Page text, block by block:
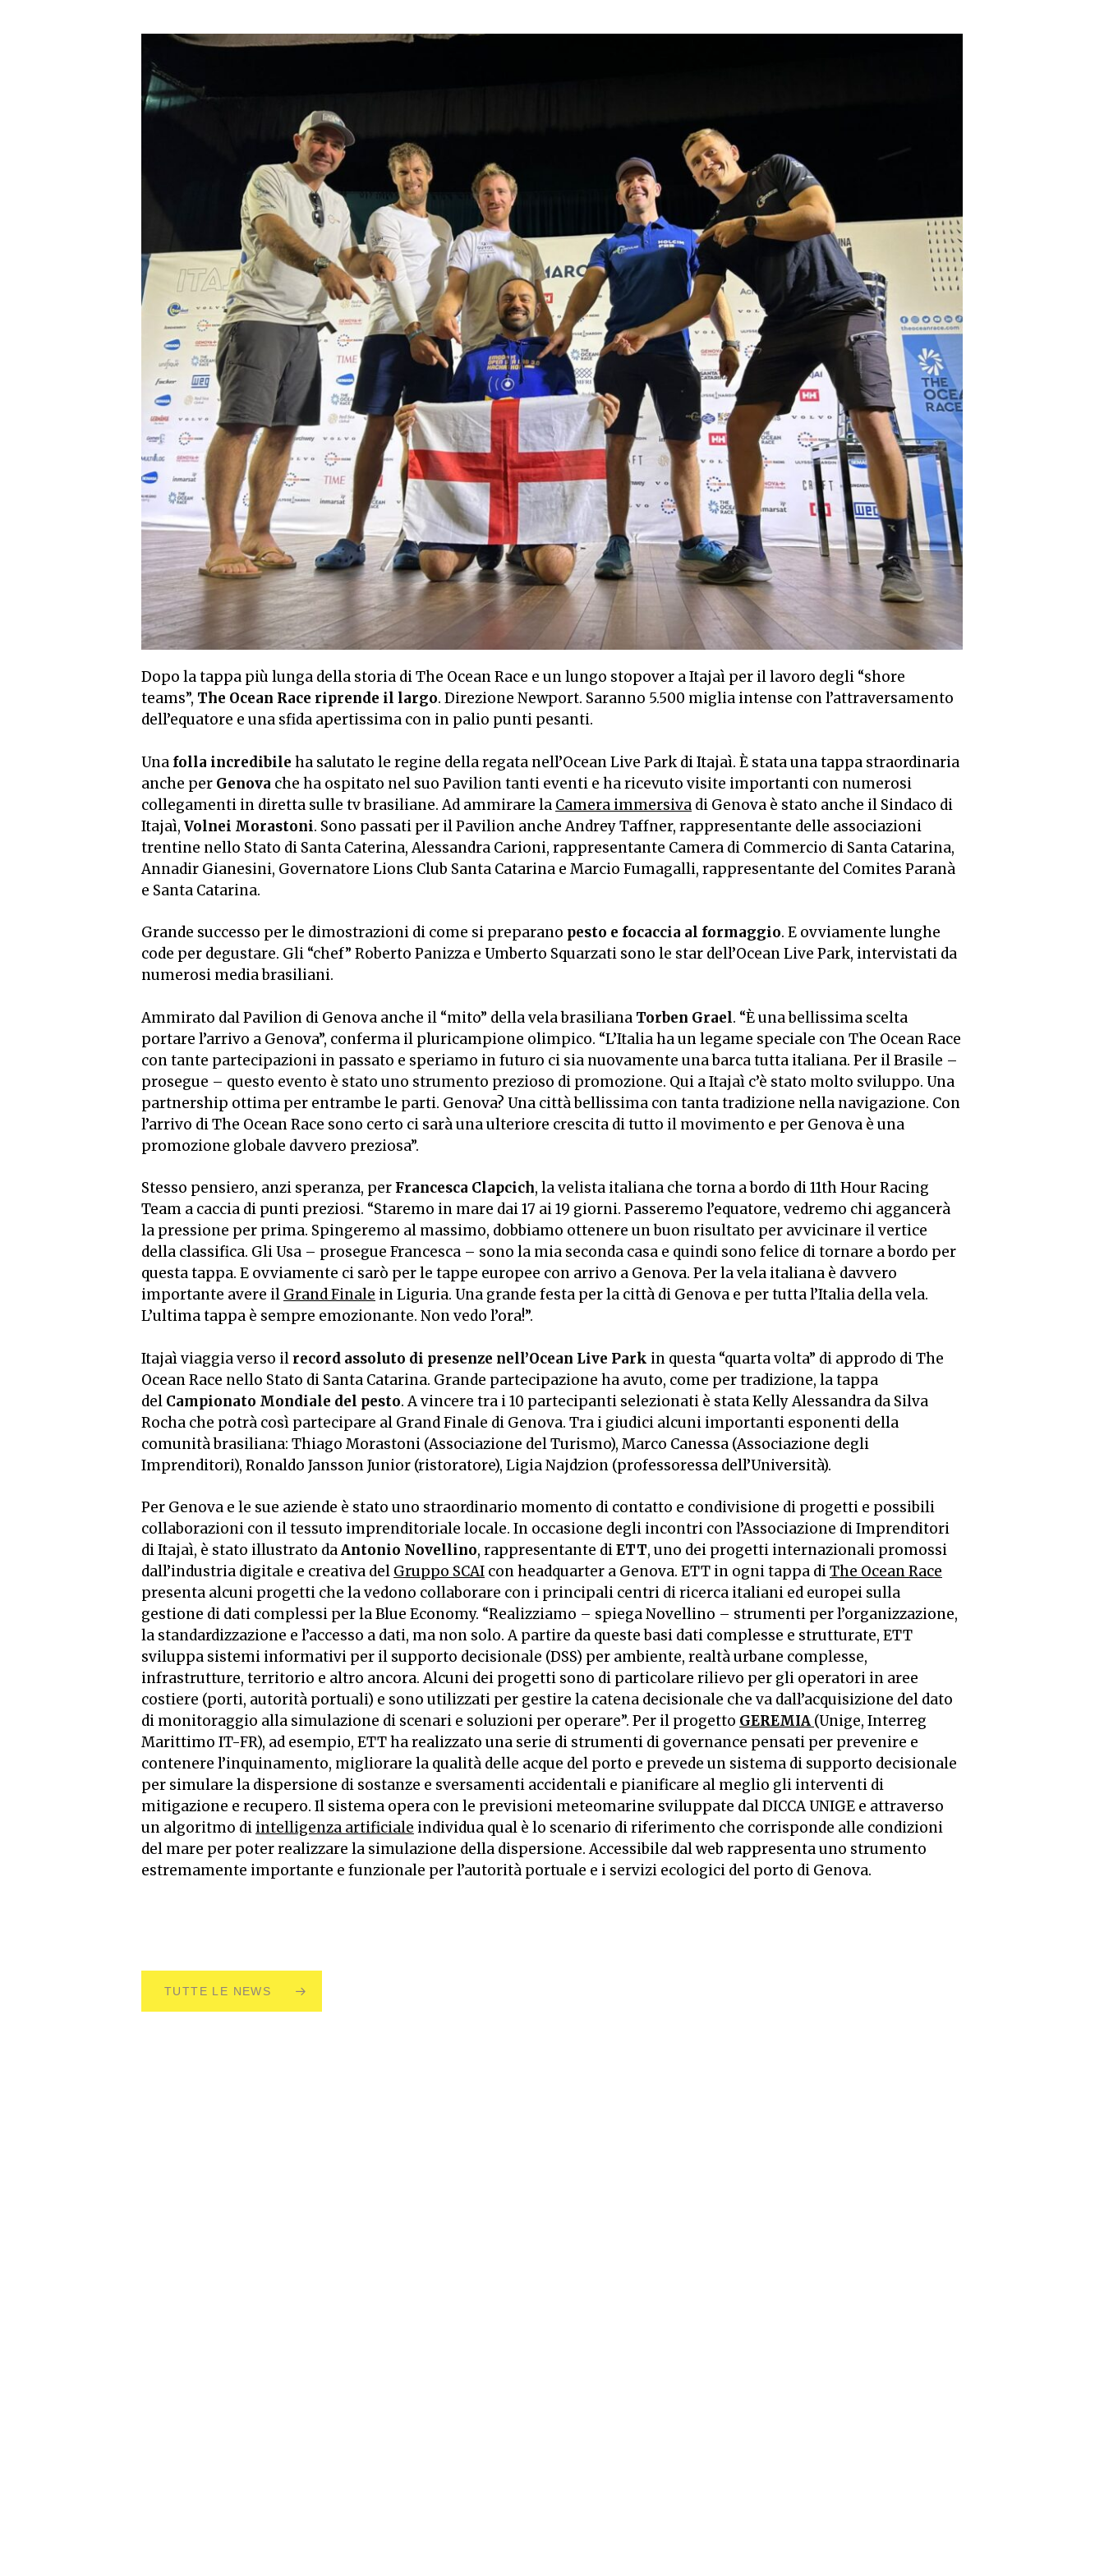
Dopo la tappa più lunga della storia di The Ocean Race e un lungo stopover a Itajaì per il lavoro degli “shore
teams”, The Ocean Race riprende il largo. Direzione Newport. Saranno 5.500 miglia intense con l’attraversamento
dell’equatore e una sfida apertissima con in palio punti pesanti.
Una folla incredibile ha salutato le regine della regata nell’Ocean Live Park di Itajaì. È stata una tappa straordinaria
anche per Genova che ha ospitato nel suo Pavilion tanti eventi e ha ricevuto visite importanti con numerosi
collegamenti in diretta sulle tv brasiliane. Ad ammirare la Camera immersiva di Genova è stato anche il Sindaco di
Itajaì, Volnei Morastoni. Sono passati per il Pavilion anche Andrey Taffner, rappresentante delle associazioni
trentine nello Stato di Santa Caterina, Alessandra Carioni, rappresentante Camera di Commercio di Santa Catarina,
Annadir Gianesini, Governatore Lions Club Santa Catarina e Marcio Fumagalli, rappresentante del Comites Paranà
e Santa Catarina.
Grande successo per le dimostrazioni di come si preparano pesto e focaccia al formaggio. E ovviamente lunghe
code per degustare. Gli “chef” Roberto Panizza e Umberto Squarzati sono le star dell’Ocean Live Park, intervistati da
numerosi media brasiliani.
Ammirato dal Pavilion di Genova anche il “mito” della vela brasiliana Torben Grael. “È una bellissima scelta
portare l’arrivo a Genova”, conferma il pluricampione olimpico. “L’Italia ha un legame speciale con The Ocean Race
con tante partecipazioni in passato e speriamo in futuro ci sia nuovamente una barca tutta italiana. Per il Brasile –
prosegue – questo evento è stato uno strumento prezioso di promozione. Qui a Itajaì c’è stato molto sviluppo. Una
partnership ottima per entrambe le parti. Genova? Una città bellissima con tanta tradizione nella navigazione. Con
l’arrivo di The Ocean Race sono certo ci sarà una ulteriore crescita di tutto il movimento e per Genova è una
promozione globale davvero preziosa”.
Stesso pensiero, anzi speranza, per Francesca Clapcich, la velista italiana che torna a bordo di 11th Hour Racing
Team a caccia di punti preziosi. “Staremo in mare dai 17 ai 19 giorni. Passeremo l’equatore, vedremo chi aggancerà
la pressione per prima. Spingeremo al massimo, dobbiamo ottenere un buon risultato per avvicinare il vertice
della classifica. Gli Usa – prosegue Francesca – sono la mia seconda casa e quindi sono felice di tornare a bordo per
questa tappa. E ovviamente ci sarò per le tappe europee con arrivo a Genova. Per la vela italiana è davvero
importante avere il Grand Finale in Liguria. Una grande festa per la città di Genova e per tutta l’Italia della vela.
L’ultima tappa è sempre emozionante. Non vedo l’ora!”.
Itajaì viaggia verso il record assoluto di presenze nell’Ocean Live Park in questa “quarta volta” di approdo di The
Ocean Race nello Stato di Santa Catarina. Grande partecipazione ha avuto, come per tradizione, la tappa
del Campionato Mondiale del pesto. A vincere tra i 10 partecipanti selezionati è stata Kelly Alessandra da Silva
Rocha che potrà così partecipare al Grand Finale di Genova. Tra i giudici alcuni importanti esponenti della
comunità brasiliana: Thiago Morastoni (Associazione del Turismo), Marco Canessa (Associazione degli
Imprenditori), Ronaldo Jansson Junior (ristoratore), Ligia Najdzion (professoressa dell’Università).
Per Genova e le sue aziende è stato uno straordinario momento di contatto e condivisione di progetti e possibili
collaborazioni con il tessuto imprenditoriale locale. In occasione degli incontri con l’Associazione di Imprenditori
di Itajaì, è stato illustrato daAntonio Novellino, rappresentante diETT, uno dei progetti internazionali promossi
dall’industria digitale e creativa del Gruppo SCAI con headquarter a Genova. ETT in ogni tappa diThe Ocean Race
presenta alcuni progetti che la vedono collaborare con i principali centri di ricerca italiani ed europei sulla
gestione di dati complessi per la Blue Economy. “Realizziamo – spiega Novellino – strumenti per l’organizzazione,
la standardizzazione e l’accesso a dati, ma non solo. A partire da queste basi dati complesse e strutturate, ETT
sviluppa sistemi informativi per il supporto decisionale (DSS) per ambiente, realtà urbane complesse,
infrastrutture, territorio e altro ancora. Alcuni dei progetti sono di particolare rilievo per gli operatori in aree
costiere (porti, autorità portuali) e sono utilizzati per gestire la catena decisionale che va dall’acquisizione del dato
di monitoraggio alla simulazione di scenari e soluzioni per operare”. Per il progetto GEREMIA (Unige, Interreg
Marittimo IT-FR), ad esempio, ETT ha realizzato una serie di strumenti di governance pensati per prevenire e
contenere l’inquinamento, migliorare la qualità delle acque del porto e prevede un sistema di supporto decisionale
per simulare la dispersione di sostanze e sversamenti accidentali e pianificare al meglio gli interventi di
mitigazione e recupero. Il sistema opera con le previsioni meteomarine sviluppate dal DICCA UNIGE e attraverso
un algoritmo di intelligenza artificiale individua qual è lo scenario di riferimento che corrisponde alle condizioni
del mare per poter realizzare la simulazione della dispersione. Accessibile dal web rappresenta uno strumento
estremamente importante e funzionale per l’autorità portuale e i servizi ecologici del porto di Genova.
TUTTE LE NEWS